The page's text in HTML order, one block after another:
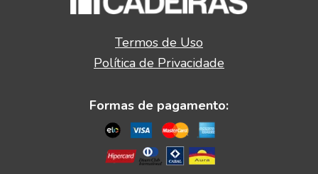
Termos de Uso
Política de Privacidade
Formas de pagamento: